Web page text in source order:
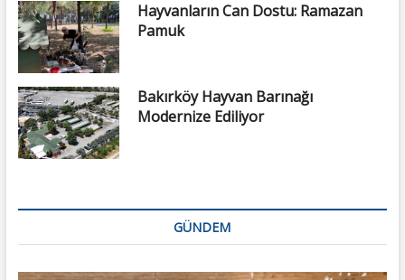
Hayvanların Can Dostu: Ramazan
Pamuk
Bakırköy Hayvan Barınağı
Modernize Ediliyor
GÜNDEM